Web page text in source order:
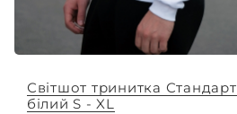
Світшот тринитка Стандарт
білий S - XL